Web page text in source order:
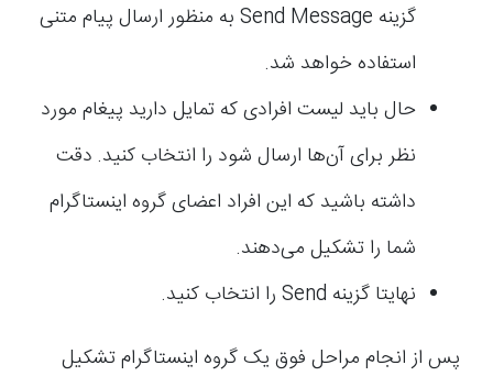
گزینه Send Message به منظور ارسال پیام متنی
استفاده خواهد شد.
حال باید لیست افرادی که تمایل دارید پیغام مورد
نظر برای آن‌ها ارسال شود را انتخاب کنید. دقت
داشته باشید که این افراد اعضای گروه اینستاگرام
شما را تشکیل می‌دهند.
نهایتا گزینه Send را انتخاب کنید.
پس از انجام مراحل فوق یک گروه اینستاگرام تشکیل